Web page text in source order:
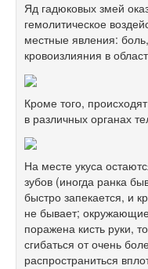
Яд гадюковых змей
гемолитическое
местные явления:
кровоизлияния в
Кроме того,
в различных органах
На месте укуса
зубов (иногда ранка
быстро запекается, и
не бывает;
поражена кисть руки,
сгибаться от очень
распространиться